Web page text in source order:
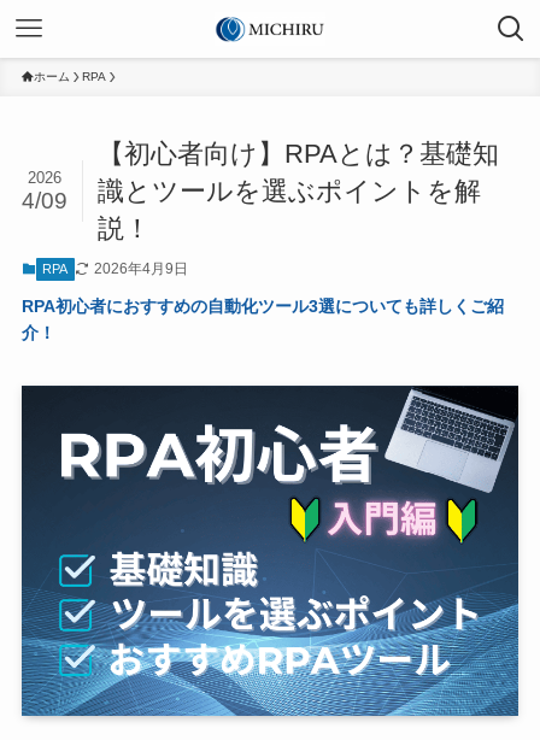
ホーム RPA
【初心者向け】RPAとは？基礎知
識とツールを選ぶポイントを解
説！
2026
4/09
RPA 2026年4月9日
RPA初心者におすすめの自動化ツール3選についても詳しくご紹
介！